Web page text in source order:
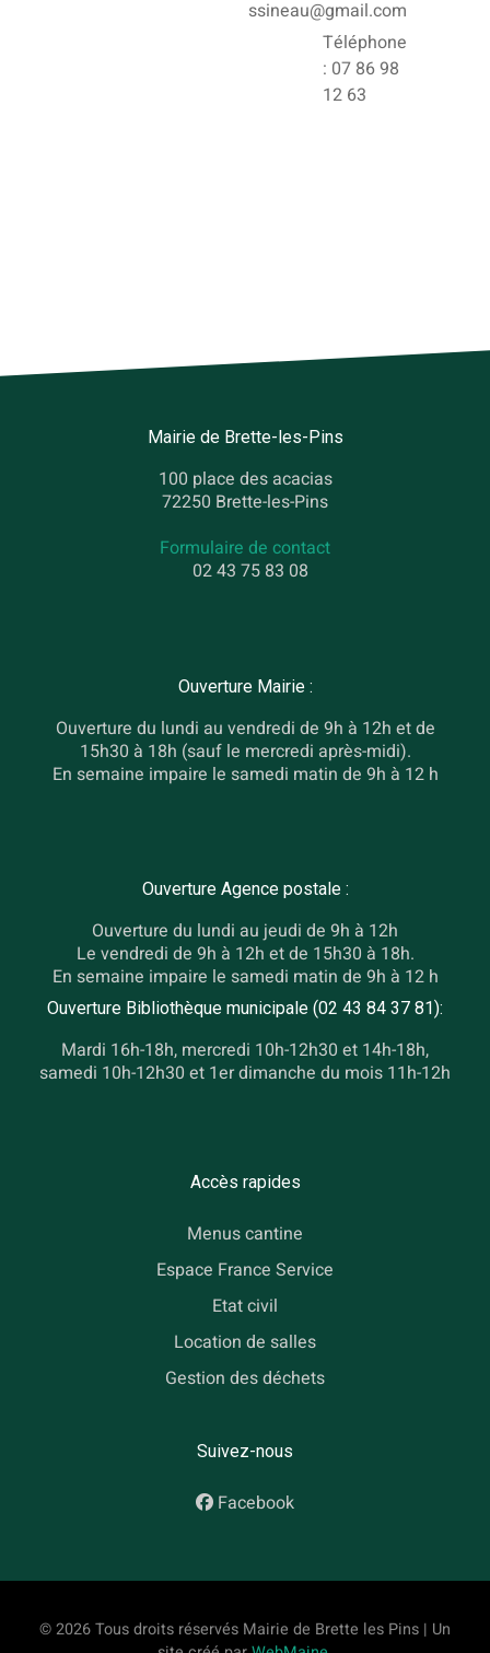
ssineau@gmail.com
Téléphone
: 07 86 98
12 63
Mairie de Brette-les-Pins
100 place des acacias
72250 Brette-les-Pins
Formulaire de contact
02 43 75 83 08
Ouverture Mairie :
Ouverture du lundi au vendredi de 9h à 12h et de
15h30 à 18h (sauf le mercredi après-midi).
En semaine impaire le samedi matin de 9h à 12 h
Ouverture Agence postale :
Ouverture du lundi au jeudi de 9h à 12h
Le vendredi de 9h à 12h et de 15h30 à 18h.
En semaine impaire le samedi matin de 9h à 12 h
Ouverture Bibliothèque municipale (02 43 84 37 81):
Mardi 16h-18h, mercredi 10h-12h30 et 14h-18h,
samedi 10h-12h30 et 1er dimanche du mois 11h-12h
Accès rapides
Menus cantine
Espace France Service
Etat civil
Location de salles
Gestion des déchets
Suivez-nous
Facebook
© 2026 Tous droits réservés Mairie de Brette les Pins | Un